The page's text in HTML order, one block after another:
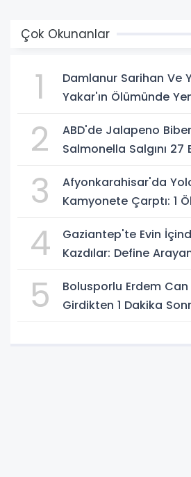
Çok Okunanlar
1
Damlanur Sarihan Ve
Yakar'ın Ölümünde
2
ABD'de Jalapeno
Salmonella Salgını 27
3
Afyonkarahisar'da
Kamyonete Çarptı: 1
4
Gaziantep'te Evin
Kazdılar: Define
5
Bolusporlu Erdem
Girdikten 1 Dakika